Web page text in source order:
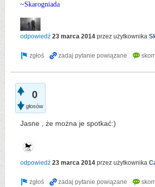
~Skarogniada
odpowiedź 23 marca 2014 przez użytkownika
0
głosów
Jasne , że można je spotkać:)
odpowiedź 23 marca 2014 przez użytkownika